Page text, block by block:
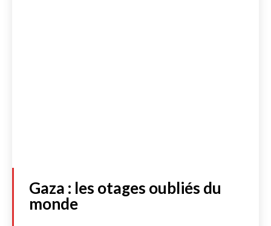
Gaza : les otages oubliés du
monde